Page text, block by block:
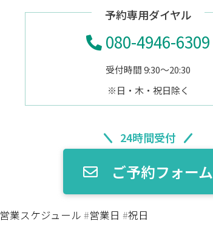
予約専用ダイヤル
080-4946-6309
受付時間 9:30～20:30
※日・木・祝日除く
24時間受付
ご予約フォーム
営業スケジュール #営業日 #祝日